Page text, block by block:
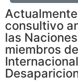
consultivo
las
miembros